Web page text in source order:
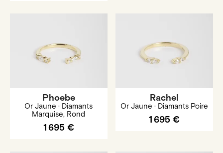
Phoebe
Or Jaune · Diamants
Marquise, Rond
1 695 €
Rachel
Or Jaune · Diamants Poire
1 695 €